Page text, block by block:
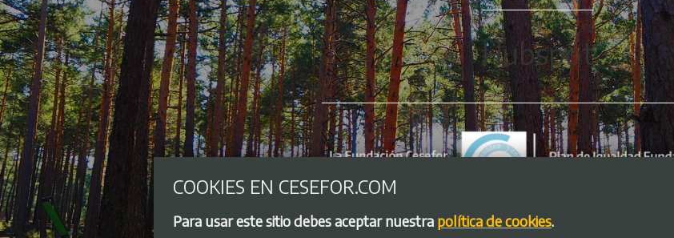
Hubspot
COOKIES EN CESEFOR.COM
Para usar este sitio debes aceptar nuestra política de cookies.